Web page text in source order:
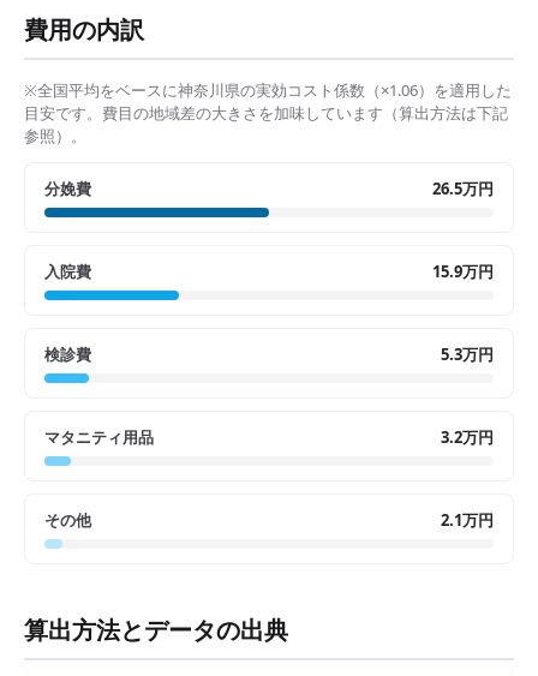
費用の内訳
※全国平均をベースに神奈川県の実効コスト係数（×1.06）を適用した
目安です。費目の地域差の大きさを加味しています（算出方法は下記
参照）。
分娩費 26.5万円
入院費 15.9万円
検診費 5.3万円
マタニティ用品 3.2万円
その他 2.1万円
算出方法とデータの出典